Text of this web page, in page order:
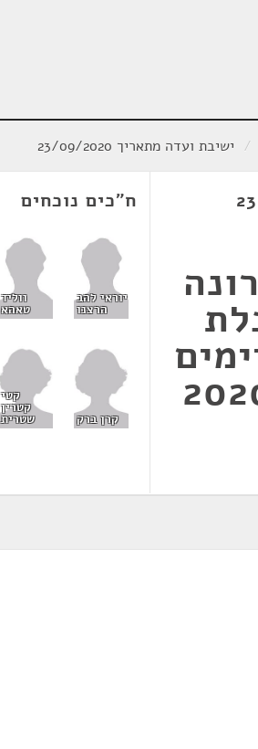
/ ישיבת ועדה מתאריך 23/09/2020
ח"כים נוכחים
יוראי להב
הרצנו
ווליד
טאהא
קרן ברק
קטי
קטרין
שטרית